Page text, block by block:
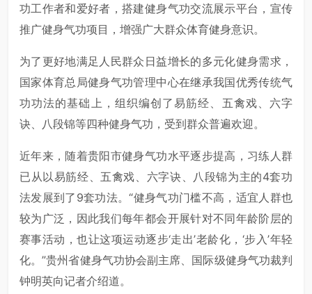
功工作者和爱好者，搭建健身气功交流展示平台，宣传
推广健身气功项目，增强广大群众体育健身意识。
为了更好地满足人民群众日益增长的多元化健身需求，
国家体育总局健身气功管理中心在继承我国优秀传统气
功功法的基础上，组织编创了易筋经、五禽戏、六字
诀、八段锦等四种健身气功，受到群众普遍欢迎。
近年来，随着贵阳市健身气功水平逐步提高，习练人群
已从以易筋经、五禽戏、六字诀、八段锦为主的4套功
法发展到了9套功法。“健身气功门槛不高，适宜人群也
较为广泛，因此我们每年都会开展针对不同年龄阶层的
赛事活动，也让这项运动逐步‘走出’老龄化，‘步入’年轻
化。”贵州省健身气功协会副主席、国际级健身气功裁判
钟明英向记者介绍道。